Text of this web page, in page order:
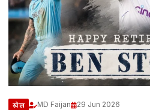
खेल MD Faijan 29 Jun 2026